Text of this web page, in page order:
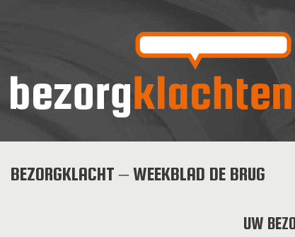
BEZORGKLACHT – WEEKBLAD DE BRUG
UW